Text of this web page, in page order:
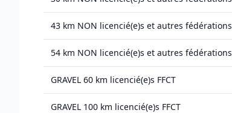
43 km NON licencié(e)s et autres fédérations
54 km NON licencié(e)s et autres fédérations
GRAVEL 60 km licencié(e)s FFCT
GRAVEL 100 km licencié(e)s FFCT